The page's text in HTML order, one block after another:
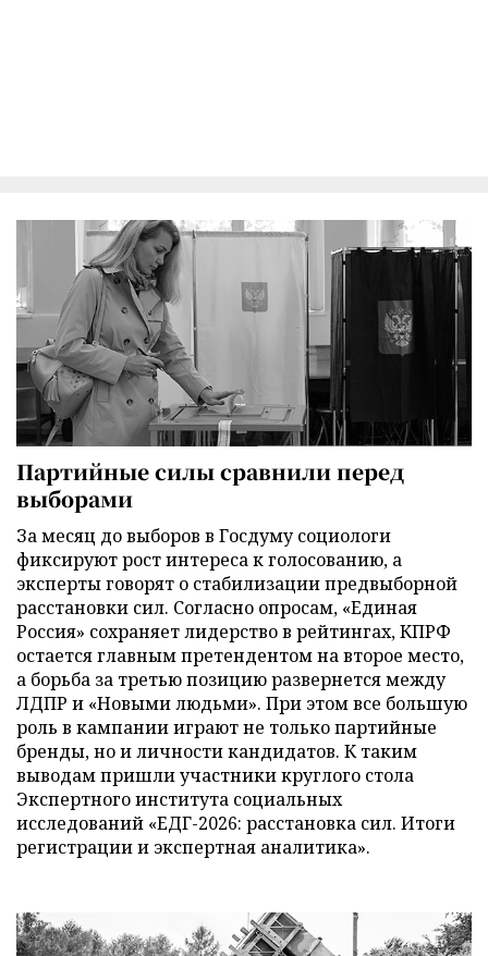
Партийные силы сравнили перед
выборами
За месяц до выборов в Госдуму социологи
фиксируют рост интереса к голосованию, а
эксперты говорят о стабилизации предвыборной
расстановки сил. Согласно опросам, «Единая
Россия» сохраняет лидерство в рейтингах, КПРФ
остается главным претендентом на второе место,
а борьба за третью позицию развернется между
ЛДПР и «Новыми людьми». При этом все большую
роль в кампании играют не только партийные
бренды, но и личности кандидатов. К таким
выводам пришли участники круглого стола
Экспертного института социальных
исследований «ЕДГ-2026: расстановка сил. Итоги
регистрации и экспертная аналитика».